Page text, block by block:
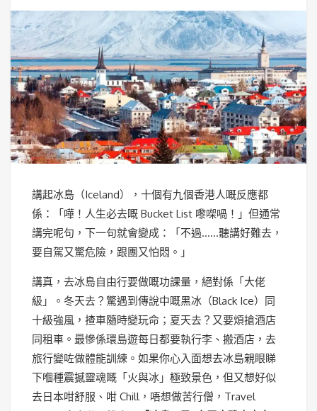
講起冰島（Iceland），十個有九個香港人嘅反應都
係：「嘩！人生必去嘅 Bucket List 嚟㗎喎！」但通常
講完呢句，下一句就會變成：「不過……聽講好難去，
要自駕又驚危險，跟團又怕悶。」
講真，去冰島自由行要做嘅功課量，絕對係「大佬
級」。冬天去？驚遇到傳說中嘅黑冰（Black Ice）同
十級強風，揸車隨時變玩命；夏天去？又要煩搶酒店
同租車。最慘係環島遊每日都要執行李、搬酒店，去
旅行變咗做體能訓練。如果你心入面想去冰島親眼睇
下嗰種震撼靈魂嘅「火與冰」極致景色，但又想好似
去日本咁舒服、咁 Chill，唔想做苦行僧，Travel